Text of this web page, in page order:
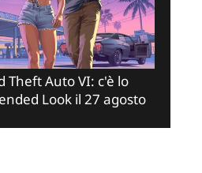
Theft Auto VI: c'è lo
Look il 27 agosto